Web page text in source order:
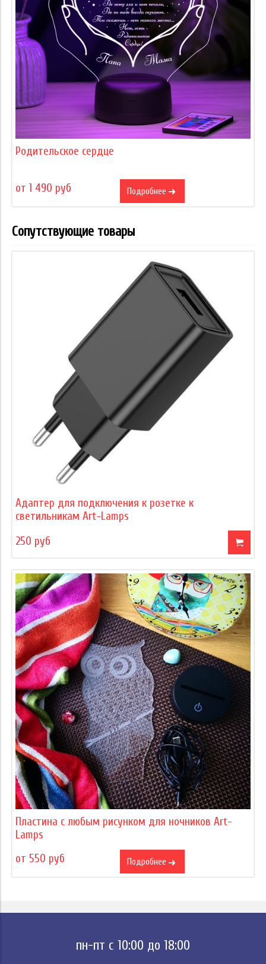
Родительское сердце
от 1 490 руб Подробнее
Сопутствующие товары
Адаптер для подключения к розетке к
светильникам Art-Lamps
250 руб
Пластина с любым рисунком для ночников Art-
Lamps
от 550 руб
Подробнее
пн-пт с 10:00 до 18:00